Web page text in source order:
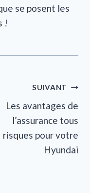
se posent les
!
SUIVANT
Les avantages de
l’assurance tous
risques pour votre
Hyundai